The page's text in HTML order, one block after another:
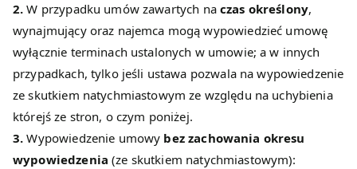
2. W przypadku umów zawartych na czas określony,
wynajmujący oraz najemca mogą wypowiedzieć umowę
wyłącznie terminach ustalonych w umowie; a w innych
przypadkach, tylko jeśli ustawa pozwala na wypowiedzenie
ze skutkiem natychmiastowym ze względu na uchybienia
którejś ze stron, o czym poniżej.
3. Wypowiedzenie umowy bez zachowania okresu
wypowiedzenia (ze skutkiem natychmiastowym):